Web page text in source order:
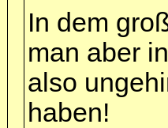
In dem
man aber
also
haben!